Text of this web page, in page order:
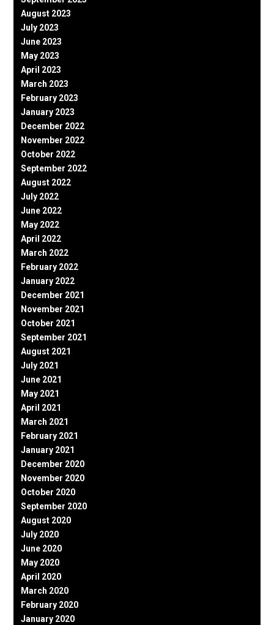
August 2023
July 2023
June 2023
May 2023
April 2023
March 2023
February 2023
January 2023
December 2022
November 2022
October 2022
September 2022
August 2022
July 2022
June 2022
May 2022
April 2022
March 2022
February 2022
January 2022
December 2021
November 2021
October 2021
September 2021
August 2021
July 2021
June 2021
May 2021
April 2021
March 2021
February 2021
January 2021
December 2020
November 2020
October 2020
September 2020
August 2020
July 2020
June 2020
May 2020
April 2020
March 2020
February 2020
January 2020